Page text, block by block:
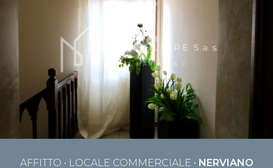
AFFITTO • LOCALE COMMERCIALE • NERVIANO